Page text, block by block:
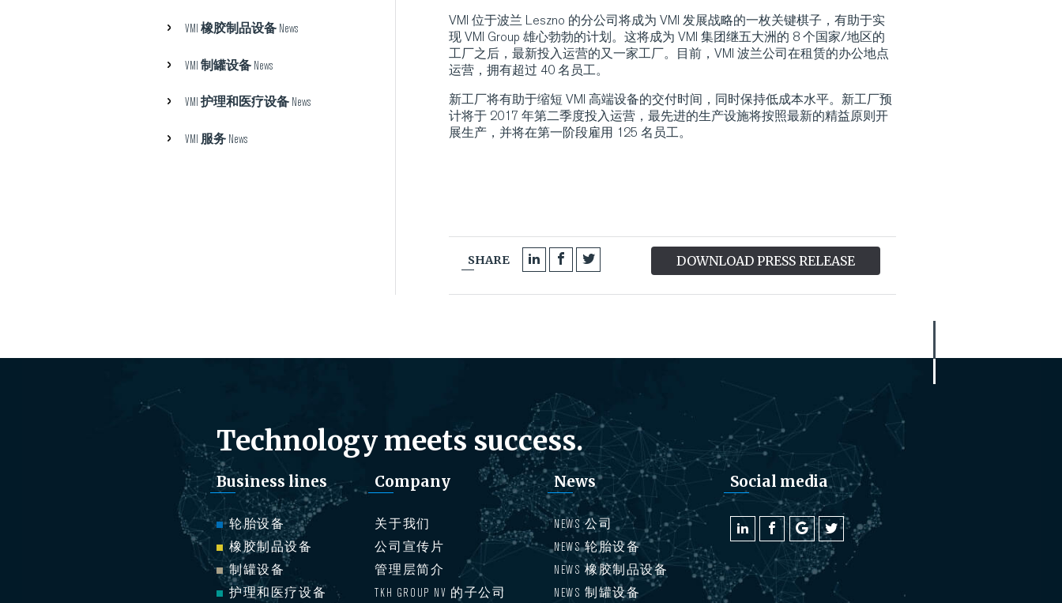
VMI 橡胶制品设备 News
VMI 制罐设备 News
VMI 护理和医疗设备 News
VMI 服务 News
VMI 位于波兰 Leszno 的分公司将成为 VMI 发展战略的一枚关键棋子，有助于实
现 VMI Group 雄心勃勃的计划。这将成为 VMI 集团继五大洲的 8 个国家/地区的
工厂之后，最新投入运营的又一家工厂。目前，VMI 波兰公司在租赁的办公地点
运营，拥有超过 40 名员工。
新工厂将有助于缩短 VMI 高端设备的交付时间，同时保持低成本水平。新工厂预
计将于 2017 年第二季度投入运营，最先进的生产设施将按照最新的精益原则开
展生产，并将在第一阶段雇用 125 名员工。
SHARE DOWNLOAD PRESS RELEASE
Technology meets success.
Business lines
轮胎设备
橡胶制品设备
制罐设备
护理和医疗设备
Company
关于我们
公司宣传片
管理层简介
TKH GROUP NV 的子公司
News
NEWS 公司
NEWS 轮胎设备
NEWS 橡胶制品设备
NEWS 制罐设备
Social media